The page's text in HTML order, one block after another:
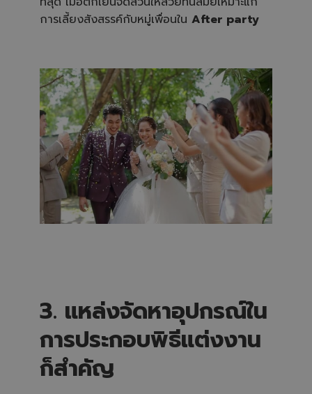
การเลี้ยงสังสรรค์กับหมู่เพื่อนใน After party
3. แหล่งจัดหาอุปกรณ์ใน
การประกอบพิธีแต่งงาน
ก็สำคัญ